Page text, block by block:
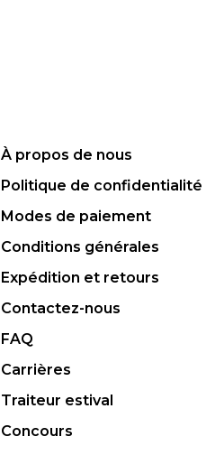
À propos de nous
Politique de confidentialité
Modes de paiement
Conditions générales
Expédition et retours
Contactez-nous
FAQ
Carrières
Traiteur estival
Concours